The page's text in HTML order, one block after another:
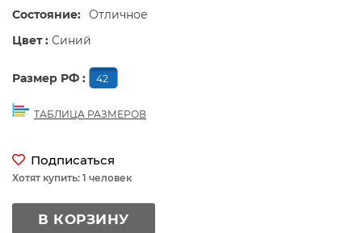
Состояние: Отличное
Цвет : Синий
Размер РФ : 42
ТАБЛИЦА РАЗМЕРОВ
Подписаться
Хотят купить: 1 человек
В КОРЗИНУ